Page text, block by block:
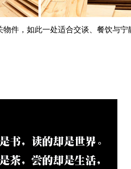
件，如此一处适合交谈、餐饮与